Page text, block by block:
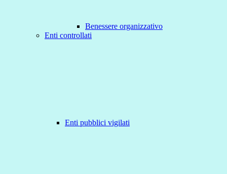
Benessere organizzativo
Enti controllati
Enti pubblici vigilati